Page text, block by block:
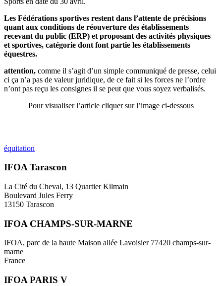
Les Fédérations sportives restent dans l’attente de précisions
quant aux conditions de réouverture des établissements
recevant du public (ERP) et proposant des activités physiques
et sportives, catégorie dont font partie les établissements
équestres.
attention, comme il s’agit d’un simple communiqué de presse, celui
ci ça n’a pas de valeur juridique, de ce fait si les forces ne l’ordre
n’ont pas reçu les consignes il se peut que vous soyez verbalisés.
Pour visualiser l’article cliquer sur l’image ci-dessous
équitation
IFOA Tarascon
La Cité du Cheval, 13 Quartier Kilmain
Boulevard Jules Ferry
13150 Tarascon
IFOA CHAMPS-SUR-MARNE
IFOA, parc de la haute Maison allée Lavoisier 77420 champs-sur-
marne
France
IFOA PARIS V